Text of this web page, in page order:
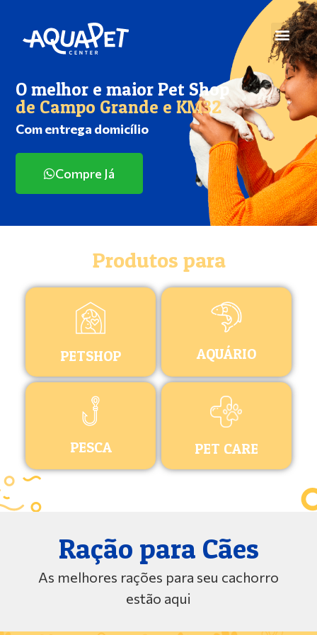
O melhor e maior Pet Shop
de Campo Grande e KM32
Com entrega domicílio
Compre Já
Produtos para
PETSHOP AQUÁRIO
PESCA PET CARE
Ração para Cães
As melhores rações para seu cachorro
estão aqui